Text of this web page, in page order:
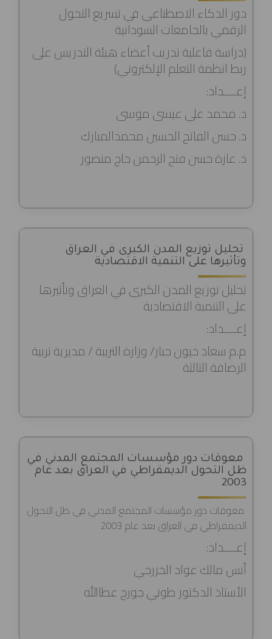
دور الذكاء الاصطناعي في تسريع التحول
الرقمي بالجامعات السودانية
(دراسة فاعلية تدريب أعضاء هيئة التدريس على
ربط انظمة التعلم الإلكتروني)
إعــــداد:
د. محمد علي عيسى موسى
د. حسن الفاتح الحسين محمدالمبارك
د. عازة حسن فتح الرحمن حاج منصور
تحليل توزيع المدن الكبرى في العراق
وتأثيرها على التنمية الاقتصادية
تحليل توزيع المدن الكبرى في العراق وتأثيرها
على التنمية الاقتصادية
إعــــداد:
م.م سعاد خيون جبار/ وزارة التربية / مديرية تربية
الرصافة الثالثة
معوقات دور مؤسسات المجتمع المدني في
ظل التحول الديمقراطي في العراق بعد عام
2003
معوقات دور مؤسسات المجتمع المدني في ظل التحول
الديمقراطي في العراق بعد عام 2003
إعــــداد:
أنس مالك عواد الخزرجي
الأستاذ الدكتور طوني جورج عطاالله